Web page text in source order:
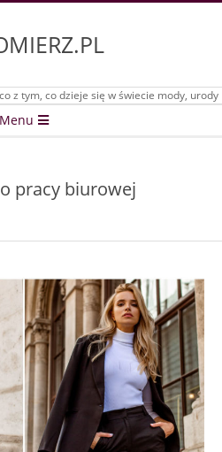
z tym, co dzieje się w świecie mody, urody
Menu
pracy biurowej